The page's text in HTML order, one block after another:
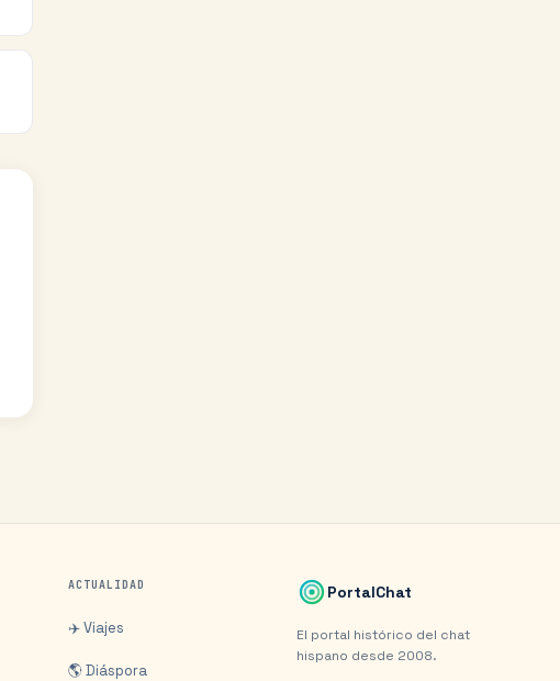
ACTUALIDAD
✈️ Viajes
🌎 Diáspora
PortalChat
El portal histórico del chat
hispano desde 2008.